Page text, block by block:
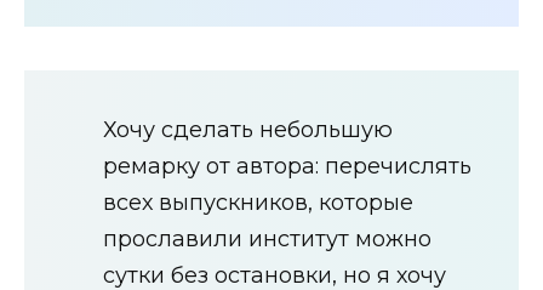
Хочу сделать небольшую
ремарку от автора: перечислять
всех выпускников, которые
прославили институт можно
сутки без остановки, но я хочу